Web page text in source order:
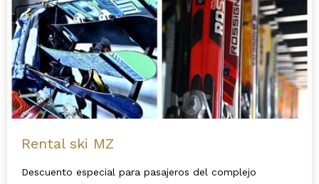
Rental ski MZ
Descuento especial para pasajeros del complejo